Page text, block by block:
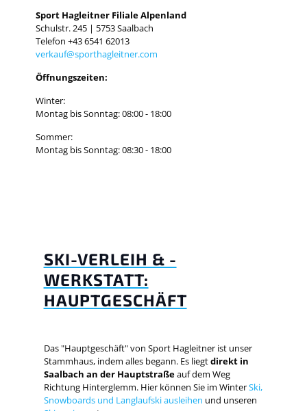
Sport Hagleitner Filiale Alpenland
Schulstr. 245 | 5753 Saalbach
Telefon +43 6541 62013
verkauf@sporthagleitner.com
Öffnungszeiten:
Winter:
Montag bis Sonntag: 08:00 - 18:00
Sommer:
Montag bis Sonntag: 08:30 - 18:00
SKI-VERLEIH & -
WERKSTATT:
HAUPTGESCHÄFT
Das "Hauptgeschäft" von Sport Hagleitner ist unser
Stammhaus, indem alles begann. Es liegtdirekt in
Saalbach an der Hauptstraßeauf dem Weg
Richtung Hinterglemm. Hier können Sie im WinterSki,
Snowboards und Langlaufski ausleihen und unseren